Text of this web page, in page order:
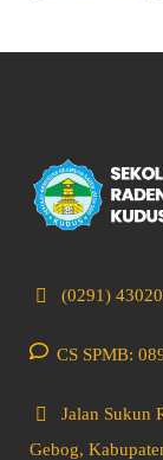
(0291)
CS SPMB:
Jalan Sukun
Gebog,